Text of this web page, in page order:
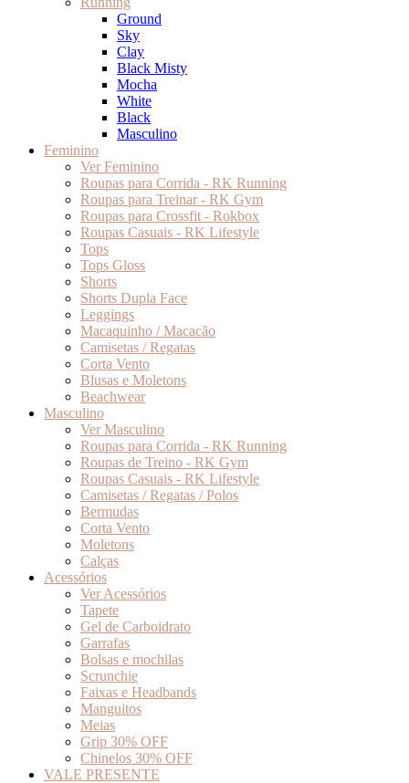
Ground
Sky
Clay
Black Misty
Mocha
White
Black
Masculino
Feminino
Ver Feminino
Roupas para Corrida - RK Running
Roupas para Treinar - RK Gym
Roupas para Crossfit - Rokbox
Roupas Casuais - RK Lifestyle
Tops
Tops Gloss
Shorts
Shorts Dupla Face
Leggings
Macaquinho / Macacão
Camisetas / Regatas
Corta Vento
Blusas e Moletons
Beachwear
Masculino
Ver Masculino
Roupas para Corrida - RK Running
Roupas de Treino - RK Gym
Roupas Casuais - RK Lifestyle
Camisetas / Regatas / Polos
Bermudas
Corta Vento
Moletons
Calças
Acessórios
Ver Acessórios
Tapete
Gel de Carboidrato
Garrafas
Bolsas e mochilas
Scrunchie
Faixas e Headbands
Manguitos
Meias
Grip 30% OFF
Chinelos 30% OFF
VALE PRESENTE